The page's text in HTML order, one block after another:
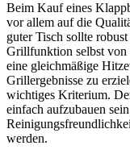
Beim Kauf eines
vor allem auf die
guter Tisch sollte
Grillfunktion selbst von
eine gleichmäßige
Grillergebnisse zu
wichtiges Kriterium.
einfach aufzubauen
werden.